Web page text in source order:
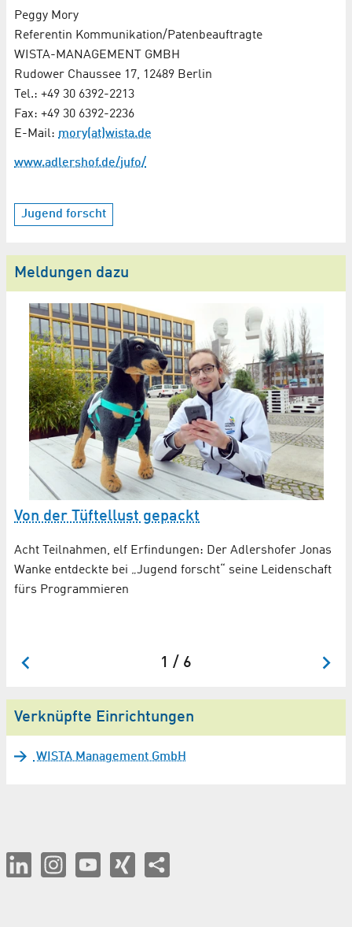
Peggy Mory
Referentin Kommunikation/Patenbeauftragte
WISTA-MANAGEMENT GMBH
Rudower Chaussee 17, 12489 Berlin
Tel.: +49 30 6392-2213
Fax: +49 30 6392-2236
E-Mail: mory(at)wista.de
www.adlershof.de/jufo/
Jugend forscht
Meldungen dazu
Von der Tüftellust gepackt
Acht Teilnahmen, elf Erfindungen: Der Adlershofer Jonas
Wanke entdeckte bei „Jugend forscht“ seine Leidenschaft
fürs Programmieren
1 / 6
Verknüpfte Einrichtungen
WISTA Management GmbH